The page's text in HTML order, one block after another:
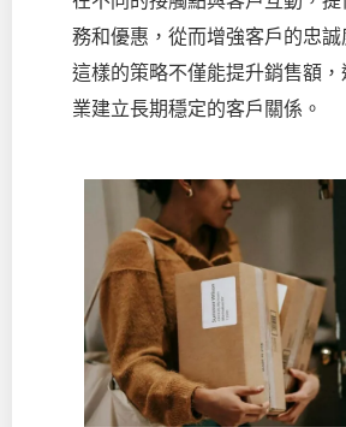
務和優惠，從而增強客戶的忠誠
這樣的策略不僅能提升銷售額
業建立長期穩定的客戶關係。